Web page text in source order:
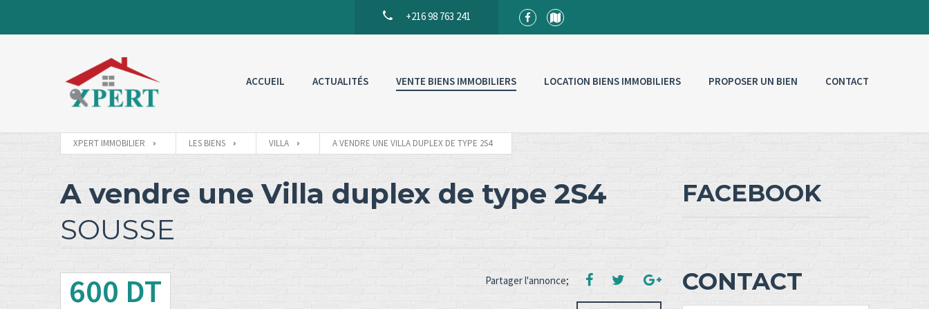
+216 98 763 241
ACCUEIL ACTUALITÉS VENTE BIENS IMMOBILIERS LOCATION BIENS IMMOBILIERS PROPOSER UN BIEN CONTACT
XPERT IMMOBILIER LES BIENS VILLA A VENDRE UNE VILLA DUPLEX DE TYPE 2S4
A vendre une Villa duplex de type 2S4
SOUSSE
600 DT Partager l'annonce;
FACEBOOK
CONTACT